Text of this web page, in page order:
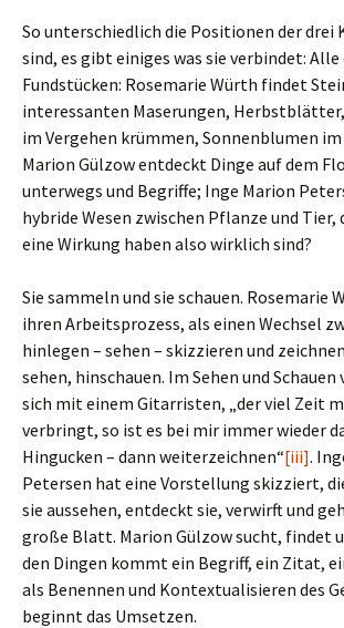
So unterschiedlich die Positionen der drei
sind, es gibt einiges was sie verbindet:
Fundstücken: Rosemarie Würth findet
interessanten Maserungen,
im Vergehen krümmen, Sonnenblumen
Marion Gülzow entdeckt Dinge auf dem
unterwegs und Begriffe; Inge Marion
hybride Wesen zwischen Pflanze und
eine Wirkung haben also wirklich sind?
Sie sammeln und sie schauen. Rosemarie
ihren Arbeitsprozess, als einen Wechsel
hinlegen – sehen – skizzieren und
sehen, hinschauen. Im Sehen und
sich mit einem Gitarristen, „der viel Zeit
verbringt, so ist es bei mir immer wieder
Hingucken – dann weiterzeichnen“[iii].
Petersen hat eine Vorstellung skizziert,
sie aussehen, entdeckt sie, verwirft und
große Blatt. Marion Gülzow sucht, findet
den Dingen kommt ein Begriff, ein Zitat,
als Benennen und Kontextualisieren des
beginnt das Umsetzen.